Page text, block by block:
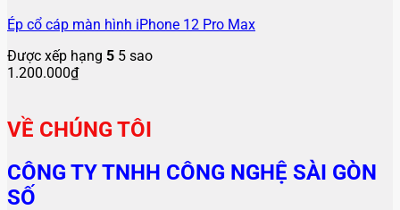
Ép cổ cáp màn hình iPhone 12 Pro Max
Được xếp hạng 5 5 sao
1.200.000₫
VỀ CHÚNG TÔI
CÔNG TY TNHH CÔNG NGHỆ SÀI GÒN
SỐ